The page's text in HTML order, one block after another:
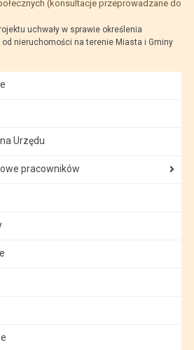
(konsultacje przeprowadzane do
uchwały w sprawie określenia
nieruchomości na terenie Miasta i Gminy
Urzędu
pracowników